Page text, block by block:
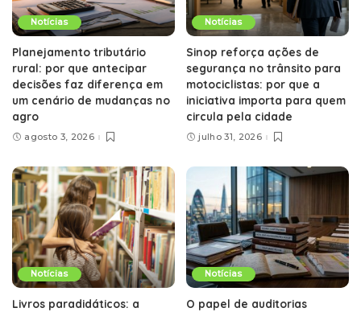
Notícias
Planejamento tributário
rural: por que antecipar
decisões faz diferença em
um cenário de mudanças no
agro
agosto 3, 2026
Notícias
Sinop reforça ações de
segurança no trânsito para
motociclistas: por que a
iniciativa importa para quem
circula pela cidade
julho 31, 2026
Notícias
Livros paradidáticos: a
Notícias
O papel de auditorias